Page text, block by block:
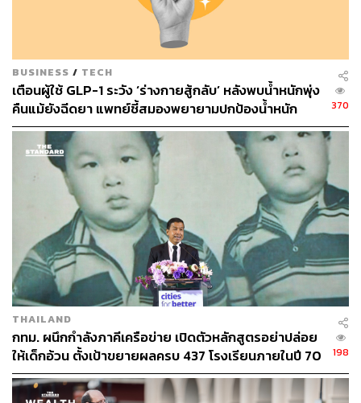
BUSINESS / TECH
เตือนผู้ใช้ GLP-1 ระวัง ‘ร่างกายสู้กลับ’ หลังพบน้ำหนักพุ่ง
คืนแม้ยังฉีดยา แพทย์ชี้สมองพยายามปกป้องน้ำหนัก
สูงสุดที่เคยเป็น
370
THAILAND
กทม. ผนึกกำลังภาคีเครือข่าย เปิดตัวหลักสูตรอย่าปล่อย
ให้เด็กอ้วน ตั้งเป้าขยายผลครบ 437 โรงเรียนภายในปี 70
198